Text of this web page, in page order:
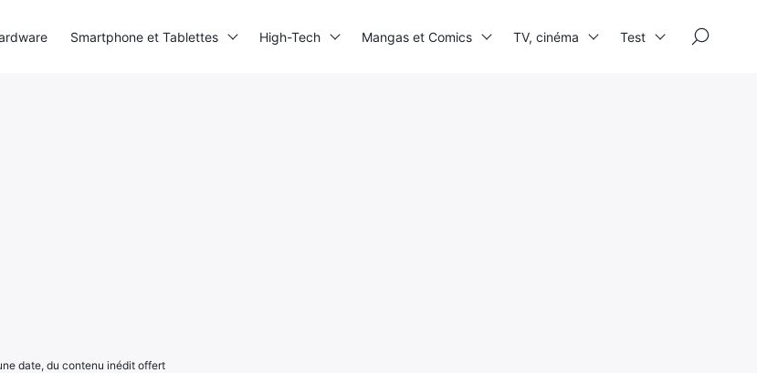
date, du contenu inédit offert
Smartphone et Tablettes High-Tech Mangas et Comics TV, cinéma Test